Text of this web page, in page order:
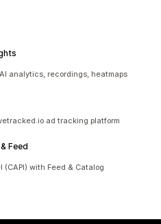
analytics, recordings, heatmaps
ad tracking platform
Feed
(CAPI) with Feed & Catalog